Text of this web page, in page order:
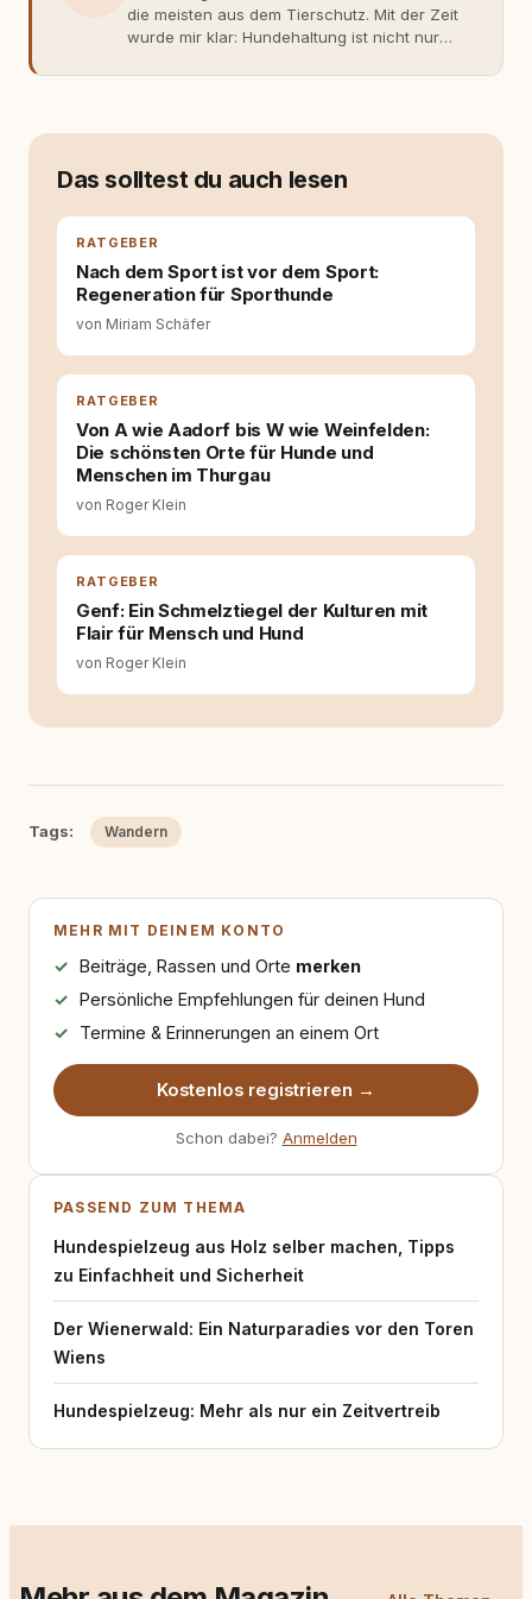
die meisten aus dem Tierschutz. Mit der Zeit
wurde mir klar: Hundehaltung ist nicht nur
Fachwissen. Der Wendepunkt kam mit meinem
moderner Hundeerziehung
entsteht echte Bindung dort, wo Verständnis
Wissen ersetzt – nicht umgekehrt. Aus dieser
Entwicklung entstand rundum.dog – ein
Wissens- und Serviceportal für
Hundehalter:innen in Deutschland, Österreich
und der Schweiz. Meine Überzeugung:
Tierschutz beginnt mit Wissen. Wer seinen
Hund versteht, trifft bessere Entscheidungen –
für ein Zusammenleben, das beiden guttut.
Das solltest du auch lesen
RATGEBER
Nach dem Sport ist vor dem Sport:
Regeneration für Sporthunde
von Miriam Schäfer
RATGEBER
Von A wie Aadorf bis W wie Weinfelden:
Die schönsten Orte für Hunde und
Menschen im Thurgau
von Roger Klein
RATGEBER
Genf: Ein Schmelztiegel der Kulturen mit
Flair für Mensch und Hund
von Roger Klein
Tags: Wandern
MEHR MIT DEINEM KONTO
Beiträge, Rassen und Orte merken
Persönliche Empfehlungen für deinen Hund
Termine & Erinnerungen an einem Ort
Kostenlos registrieren →
Schon dabei? Anmelden
PASSEND ZUM THEMA
Hundespielzeug aus Holz selber machen, Tipps
zu Einfachheit und Sicherheit
Der Wienerwald: Ein Naturparadies vor den Toren
Wiens
Hundespielzeug: Mehr als nur ein Zeitvertreib